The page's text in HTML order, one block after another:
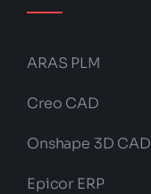
ARAS PLM
Creo CAD
Onshape 3D CAD
Epicor ERP